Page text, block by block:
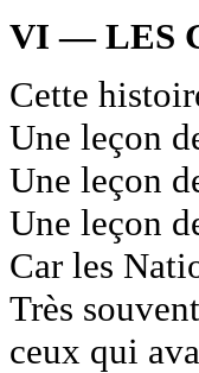
VI — LES
Cette
Une leçon
Une leçon
Une leçon
Car les
Très
ceux qui